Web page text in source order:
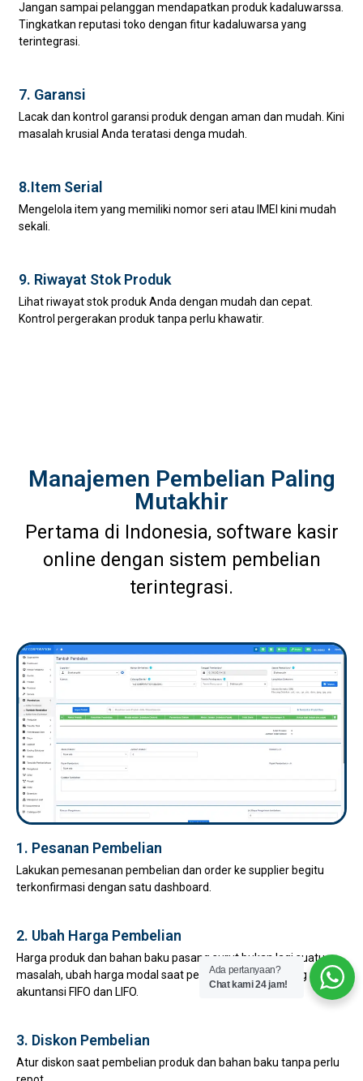
Jangan sampai pelanggan mendapatkan produk kadaluwarssa.
Tingkatkan reputasi toko dengan fitur kadaluwarsa yang
terintegrasi.
7. Garansi
Lacak dan kontrol garansi produk dengan aman dan mudah. Kini
masalah krusial Anda teratasi denga mudah.
8.Item Serial
Mengelola item yang memiliki nomor seri atau IMEI kini mudah
sekali.
9. Riwayat Stok Produk
Lihat riwayat stok produk Anda dengan mudah dan cepat.
Kontrol pergerakan produk tanpa perlu khawatir.
Manajemen Pembelian Paling
Mutakhir
Pertama di Indonesia, software kasir
online dengan sistem pembelian
terintegrasi.
1. Pesanan Pembelian
Lakukan pemesanan pembelian dan order ke supplier begitu
terkonfirmasi dengan satu dashboard.
2. Ubah Harga Pembelian
Harga produk dan bahan baku pasang surut bukan lagi suatu
masalah, ubah harga modal saat pembelian, mendukung
akuntansi FIFO dan LIFO.
3. Diskon Pembelian
Atur diskon saat pembelian produk dan bahan baku tanpa perlu
Ada pertanyaan?
Chat kami 24 jam!